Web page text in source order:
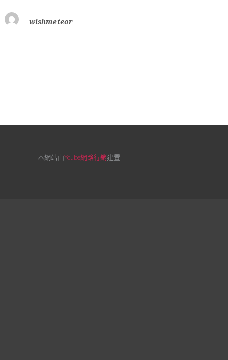
wishmeteor
本網站由Yoube網路行銷建置